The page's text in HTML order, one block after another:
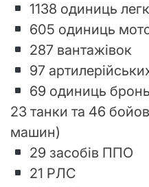
1138 одиниць
605 одиниць
287 вантажівок
97
69 одиниць
23 танки та 46
машин)
29 засобів ППО
21 РЛС